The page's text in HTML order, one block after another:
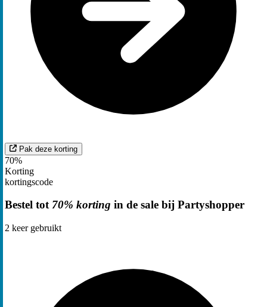
Pak deze korting
70%
Korting
kortingscode
Bestel tot 70% korting in de sale bij Partyshopper
2 keer gebruikt